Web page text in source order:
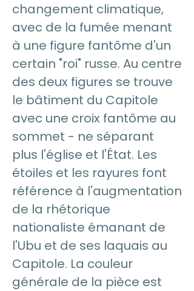
changement climatique,
avec de la fumée menant
à une figure fantôme d'un
certain "roi" russe. Au centre
des deux figures se trouve
le bâtiment du Capitole
avec une croix fantôme au
sommet - ne séparant
plus l'église et l'État. Les
étoiles et les rayures font
référence à l'augmentation
de la rhétorique
nationaliste émanant de
l'Ubu et de ses laquais au
Capitole. La couleur
générale de la pièce est